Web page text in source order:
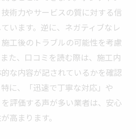
術力やサービスの質に対する信
います。逆に、ネガティブなレ
工後のトラブルの可能性を考慮
た、口コミを読む際は、施工内
な内容が記されているかを確認
に、「迅速で丁寧な対応」や
を評価する声が多い業者は、安心
高まります。